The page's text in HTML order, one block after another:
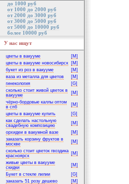
до 1000 руб
от 1000 до 2000 руб
от 2000 до 3000 руб
от 3000 до 5000 руб
от 5000 до 10000 руб
более 10000 руб
У нас ищут
цветы в вакууме
[M]
цветы в вакууме новосибирск
[M]
букет из роз в вакууме
[M]
ваза из металла для цветов
[M]
гинекология
[G]
сколько стоит живой цветок в
вакууме
[M]
чёрно-бордовые каллы оптом
в спб
[M]
цветы в вакууме купить
[G]
как сделать настольную
свадебную композицию
[M]
орхидеи в вакумной вазе
[M]
заказать корзину фруктов в
москве
[M]
сколько стоит цветок гвоздика
красноярск
[M]
живые цветы в вакууме
скидки
[M]
Букет в стекле лилии
[G]
заказать 51 розу дешево
[M]